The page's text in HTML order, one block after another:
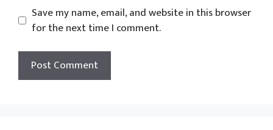
Save my name, email, and website in this browser
for the next time I comment.